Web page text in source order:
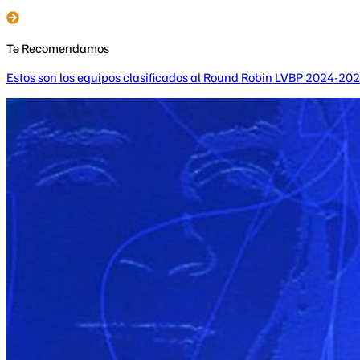
Te Recomendamos
Estos son los equipos clasificados al Round Robin LVBP 2024-